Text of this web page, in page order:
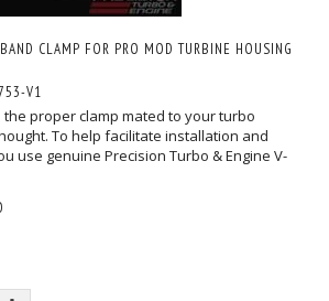
CLAMP FOR PRO MOD TURBINE HOUSING
V1
proper clamp mated to your turbo
To help facilitate installation and
use genuine Precision Turbo & Engine V-